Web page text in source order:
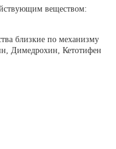
веществом:
близкие по механизму
Димедрохин, Кетотифен